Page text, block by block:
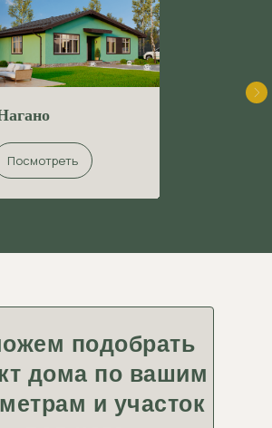
Посмотреть
подобрать
дома по вашим
и участок